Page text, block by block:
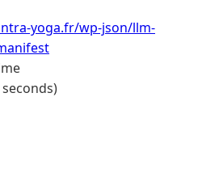
yoga.fr/wp-json/llm-